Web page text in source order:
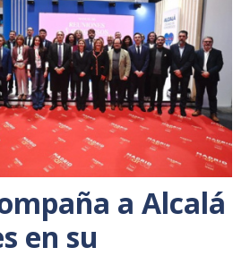
a Alcalá
en su